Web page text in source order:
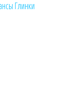
Глинки